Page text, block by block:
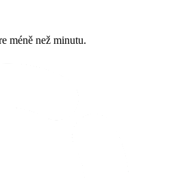
méně než minutu.